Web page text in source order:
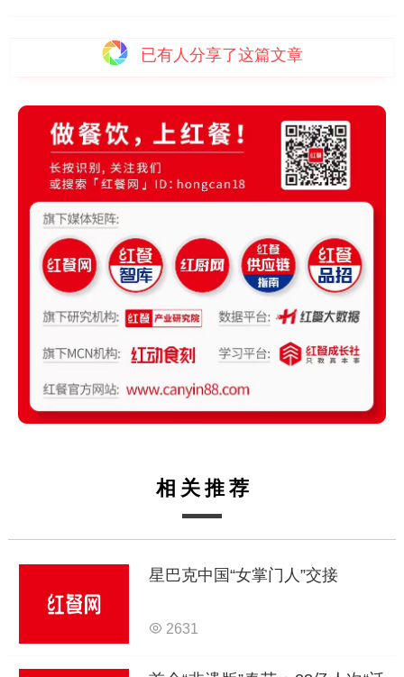
已有 人分享了这篇文章
相关推荐
星巴克中国“女掌门人”交接
2631